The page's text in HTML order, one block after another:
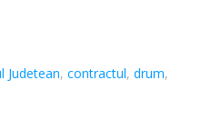
Judetean,contractul,drum,